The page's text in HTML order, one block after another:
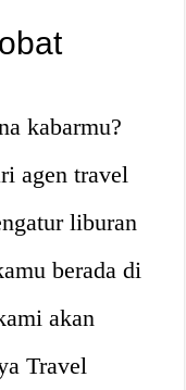
kabarmu?
agen travel
liburan
berada di
akan
Travel